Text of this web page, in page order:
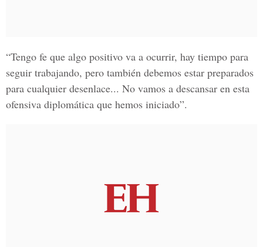
“Tengo fe que algo positivo va a ocurrir, hay tiempo para
seguir trabajando, pero también debemos estar preparados
para cualquier desenlace... No vamos a descansar en esta
ofensiva diplomática que hemos iniciado”.